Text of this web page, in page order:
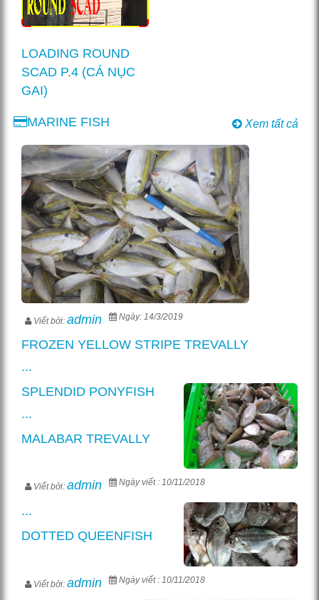
LOADING ROUND
SCAD P.4 (CÁ NỤC
GAI)
MARINE FISH Xem tất cả
Viết bởi: admin Ngày: 14/3/2019
FROZEN YELLOW STRIPE TREVALLY
...
SPLENDID PONYFISH
...
Viết bởi: admin Ngày viết : 10/11/2018
MALABAR TREVALLY
...
Viết bởi: admin Ngày viết : 10/11/2018
DOTTED QUEENFISH